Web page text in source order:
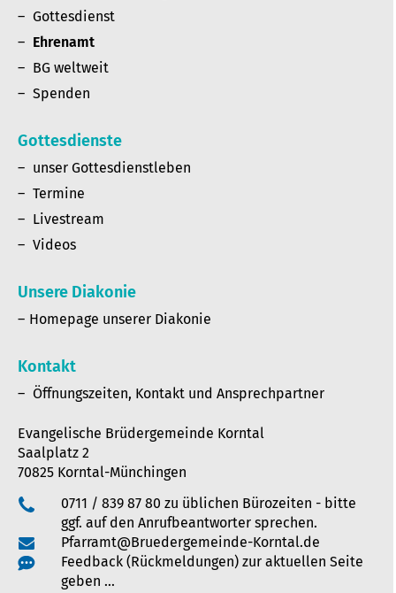
Gottesdienst
Ehrenamt
BG weltweit
Spenden
Gottesdienste
unser Gottesdienstleben
Termine
Livestream
Videos
Unsere Diakonie
Homepage unserer Diakonie
Kontakt
Öffnungszeiten, Kontakt und Ansprechpartner
Evangelische Brüdergemeinde Korntal
Saalplatz 2
70825 Korntal-Münchingen
0711 / 839 87 80 zu üblichen Bürozeiten - bitte
ggf. auf den Anrufbeantworter sprechen.
Pfarramt@Bruedergemeinde-Korntal.de
Feedback (Rückmeldungen) zur aktuellen Seite
geben …